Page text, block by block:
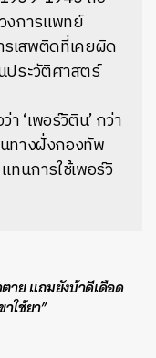
งการแพทย์
รเสพติดที่เคยผิด
ประวัติศาสตร์
‘เพอร์วิติน’ กว่า
ทางฝั่งกองทัพ
ทนการใช้เพอร์วิ
าย แถมยังบ้าดีเดือด
ใช้ยา”